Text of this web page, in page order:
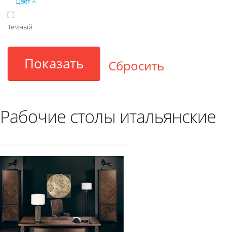
Темный
Рабочие столы итальянские